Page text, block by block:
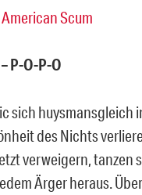
Scum
P-O-P-O
sich huysmansgleich
des Nichts
verweigern, tanzen
Ärger heraus.